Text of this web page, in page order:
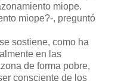
miope.
miope?-, preguntó
sostiene, como ha
en las
de forma pobre,
consciente de los